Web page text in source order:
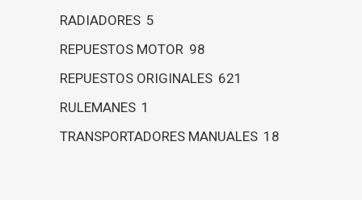
RADIADORES 5
REPUESTOS MOTOR 98
REPUESTOS ORIGINALES 621
RULEMANES 1
TRANSPORTADORES MANUALES 18